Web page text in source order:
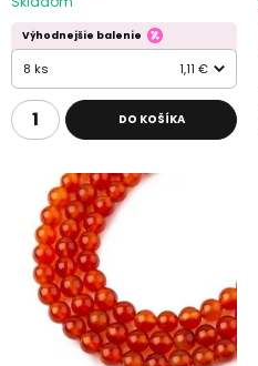
Výhodnejšie balenie
8 ks 1,11 €
DO KOŠÍKA